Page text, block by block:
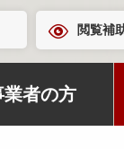
閲覧補
業者の方